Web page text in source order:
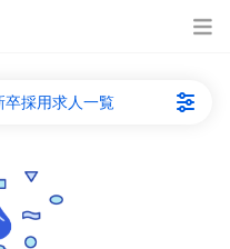
卒採用求人一覧